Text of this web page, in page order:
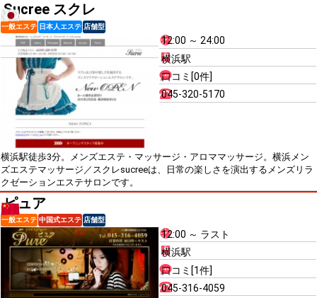
Sucree スクレ
一般エステ 日本人エステ 店舗型
12:00 ～ 24:00
横浜駅
口コミ[0件]
045-320-5170
横浜駅徒歩3分。メンズエステ・マッサージ・アロママッサージ。横浜メン
ズエステマッサージ／スクレsucreeは、日常の楽しさを演出するメンズリラ
クゼーションエステサロンです。
ピュア
一般エステ 中国式エステ 店舗型
12:00 ～ ラスト
横浜駅
口コミ[1件]
045-316-4059